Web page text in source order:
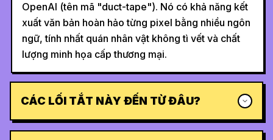
OpenAI (tên mã "duct-tape"). Nó có khả năng kết
xuất văn bản hoàn hảo từng pixel bằng nhiều ngôn
ngữ, tính nhất quán nhân vật không tì vết và chất
lượng minh họa cấp thương mại.
CÁC LỐI TẮT NÀY ĐẾN TỪ ĐÂU?